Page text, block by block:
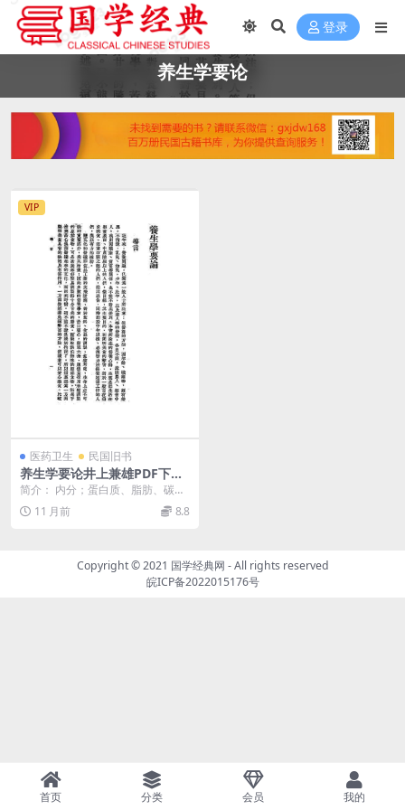
登录
养生学要论
VIP
医药卫生 民国旧书
养生学要论井上兼雄PDF下载,
养生学研究
简介： 内分；蛋白质、脂肪、碳水
化合物、无机盐类等6章。从营养学
角度介绍养生防病...
11 月前 8.8
Copyright © 2021 国学经典网 - All rights reserved
皖ICP备2022015176号
首页 分类 会员 我的